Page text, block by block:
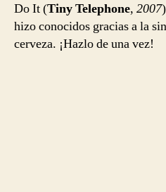
Do It (Tiny Telephone, 2007
hizo conocidos gracias a la
cerveza. ¡Hazlo de una vez!